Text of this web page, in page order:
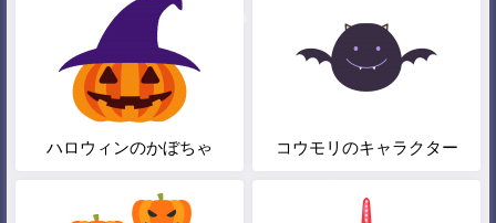
ハロウィンのかぼちゃ コウモリのキャラクター